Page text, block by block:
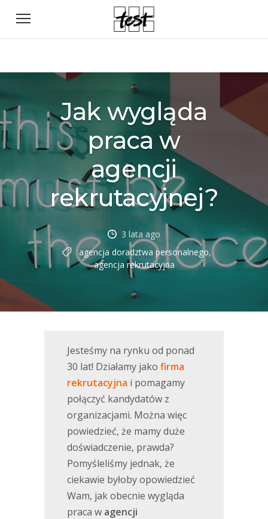
Jak wygląda
praca w
agencji
rekrutacyjnej?
3 lata ago
agencja doradztwa personalnego,
agencja rekrutacyjna
Jesteśmy na rynku od ponad
30 lat! Działamy jako firma
rekrutacyjna i pomagamy
połączyć kandydatów z
organizacjami. Można więc
powiedzieć, że mamy duże
doświadczenie, prawda?
Pomyśleliśmy jednak, że
ciekawie byłoby opowiedzieć
Wam, jak obecnie wygląda
praca w agencji